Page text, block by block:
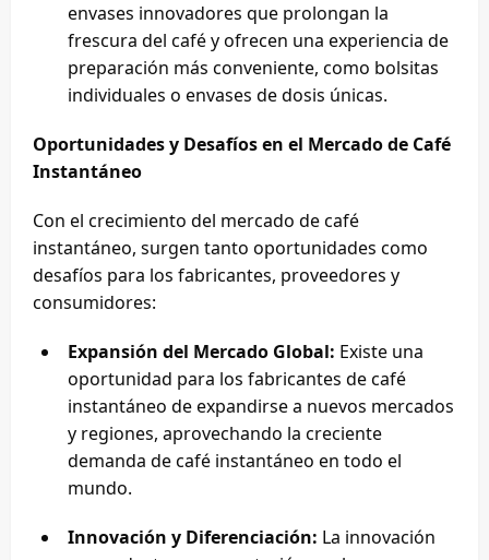
envases innovadores que prolongan la
frescura del café y ofrecen una experiencia de
preparación más conveniente, como bolsitas
individuales o envases de dosis únicas.
Oportunidades y Desafíos en el Mercado de Café
Instantáneo
Con el crecimiento del mercado de café
instantáneo, surgen tanto oportunidades como
desafíos para los fabricantes, proveedores y
consumidores:
Expansión del Mercado Global: Existe una
oportunidad para los fabricantes de café
instantáneo de expandirse a nuevos mercados
y regiones, aprovechando la creciente
demanda de café instantáneo en todo el
mundo.
Innovación y Diferenciación: La innovación